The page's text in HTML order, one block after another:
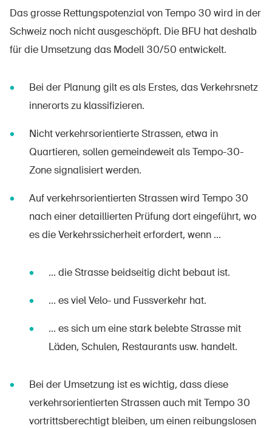
Das grosse Rettungspotenzial von Tempo 30 wird in der
Schweiz noch nicht ausgeschöpft. Die BFU hat deshalb
für die Umsetzung das Modell 30/50 entwickelt.
Bei der Planung gilt es als Erstes, das Verkehrsnetz
innerorts zu klassifizieren.
Nicht verkehrsorientierte Strassen, etwa in
Quartieren, sollen gemeindeweit als Tempo-30-
Zone signalisiert werden.
Auf verkehrsorientierten Strassen wird Tempo 30
nach einer detaillierten Prüfung dort eingeführt, wo
es die Verkehrssicherheit erfordert, wenn ...
... die Strasse beidseitig dicht bebaut ist.
... es viel Velo- und Fussverkehr hat.
... es sich um eine stark belebte Strasse mit
Läden, Schulen, Restaurants usw. handelt.
Bei der Umsetzung ist es wichtig, dass diese
verkehrsorientierten Strassen auch mit Tempo 30
vortrittsberechtigt bleiben, um einen reibungslosen